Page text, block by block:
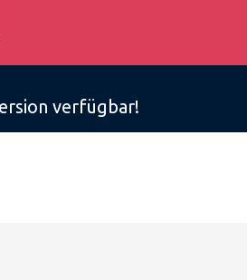
verfügbar!